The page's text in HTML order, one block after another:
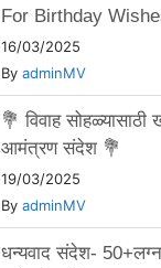
For Birthday
16/03/2025
By adminMV
💐 विवाह सोहळ्यासाठी
आमंत्रण संदेश 💐
19/03/2025
By adminMV
धन्यवाद संदेश-